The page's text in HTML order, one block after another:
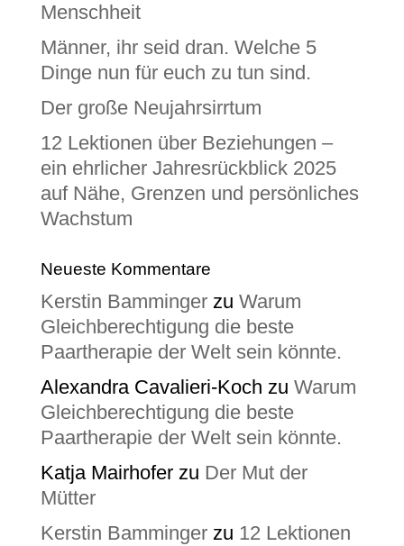
Menschheit
Männer, ihr seid dran. Welche 5
Dinge nun für euch zu tun sind.
Der große Neujahrsirrtum
12 Lektionen über Beziehungen –
ein ehrlicher Jahresrückblick 2025
auf Nähe, Grenzen und persönliches
Wachstum
Neueste Kommentare
Kerstin Bammingerzu Warum
Gleichberechtigung die beste
Paartherapie der Welt sein könnte.
Alexandra Cavalieri-Koch zu Warum
Gleichberechtigung die beste
Paartherapie der Welt sein könnte.
Katja Mairhoferzu Der Mut der
Mütter
Kerstin Bammingerzu 12 Lektionen